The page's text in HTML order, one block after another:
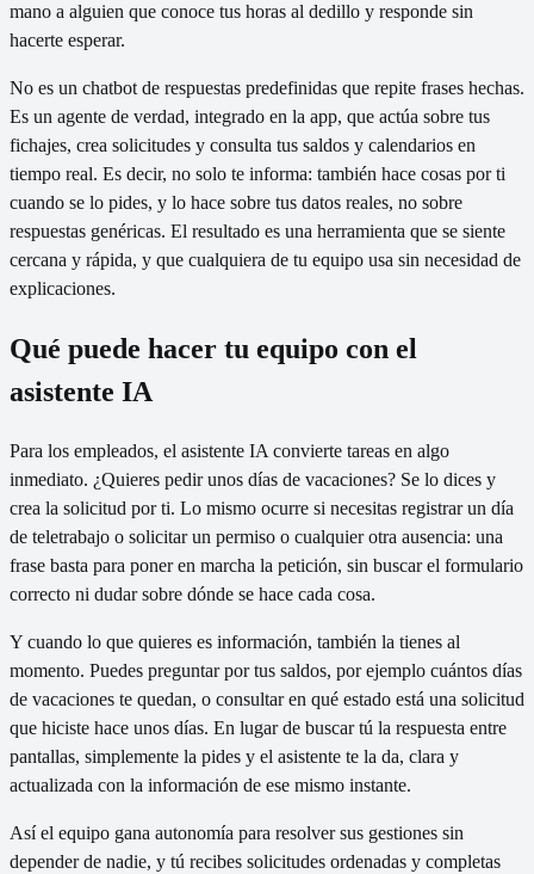
mano a alguien que conoce tus horas al dedillo y responde sin
hacerte esperar.
No es un chatbot de respuestas predefinidas que repite frases hechas.
Es un agente de verdad, integrado en la app, que actúa sobre tus
fichajes, crea solicitudes y consulta tus saldos y calendarios en
tiempo real. Es decir, no solo te informa: también hace cosas por ti
cuando se lo pides, y lo hace sobre tus datos reales, no sobre
respuestas genéricas. El resultado es una herramienta que se siente
cercana y rápida, y que cualquiera de tu equipo usa sin necesidad de
explicaciones.
Qué puede hacer tu equipo con el
asistente IA
Para los empleados, el asistente IA convierte tareas en algo
inmediato. ¿Quieres pedir unos días de vacaciones? Se lo dices y
crea la solicitud por ti. Lo mismo ocurre si necesitas registrar un día
de teletrabajo o solicitar un permiso o cualquier otra ausencia: una
frase basta para poner en marcha la petición, sin buscar el formulario
correcto ni dudar sobre dónde se hace cada cosa.
Y cuando lo que quieres es información, también la tienes al
momento. Puedes preguntar por tus saldos, por ejemplo cuántos días
de vacaciones te quedan, o consultar en qué estado está una solicitud
que hiciste hace unos días. En lugar de buscar tú la respuesta entre
pantallas, simplemente la pides y el asistente te la da, clara y
actualizada con la información de ese mismo instante.
Así el equipo gana autonomía para resolver sus gestiones sin
depender de nadie, y tú recibes solicitudes ordenadas y completas